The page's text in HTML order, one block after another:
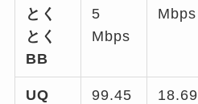
とく
とく
BB
5
Mbps
Mbps
UQ
99.45
18.69